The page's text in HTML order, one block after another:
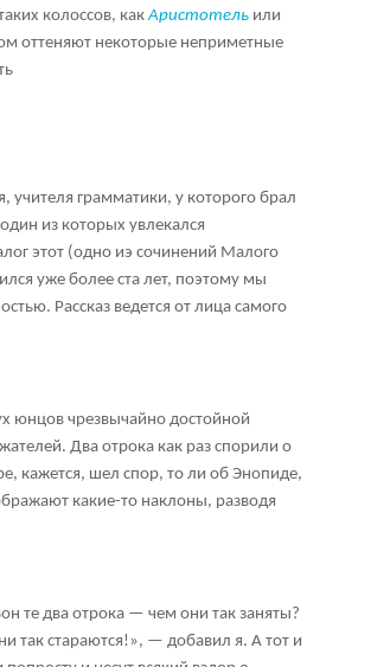
колоссов, какАристотель или
оттеняют некоторые неприметные
грамматики, у которого брал
из которых увлекался
этот (одно иэ сочинений Малого
уже более ста лет, поэтому мы
Рассказ ведется от лица самого
юнцов чрезвычайно достойной
Два отрока как раз спорили о
кажется, шел спор, то ли об Энопиде,
какие-то наклоны, разводя
те два отрока — чем они так заняты?
так стараются!», — добавил я. А тот и